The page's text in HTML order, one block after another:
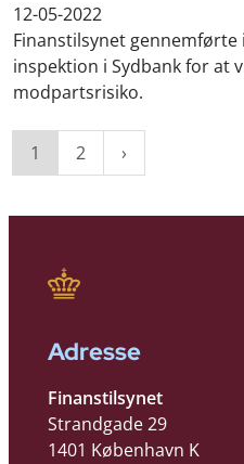
12-05-2022
Finanstilsynet gennemførte
inspektion i Sydbank for at
modpartsrisiko.
1 2
Adresse
Finanstilsynet
Strandgade 29
1401 København K